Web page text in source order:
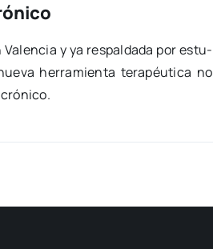
y ya res­pal­da­da por estu­
herra­mien­ta tera­péu­ti­ca no